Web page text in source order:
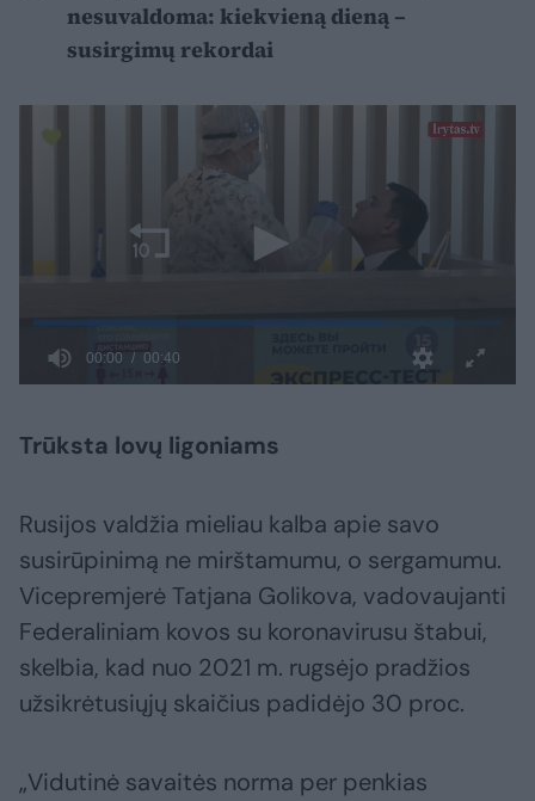
nesuvaldoma: kiekvieną dieną –
susirgimų rekordai
Trūksta lovų ligoniams
Rusijos valdžia mieliau kalba apie savo
susirūpinimą ne mirštamumu, o sergamumu.
Vicepremjerė Tatjana Golikova, vadovaujanti
Federaliniam kovos su koronavirusu štabui,
skelbia, kad nuo 2021 m. rugsėjo pradžios
užsikrėtusiųjų skaičius padidėjo 30 proc.
„Vidutinė savaitės norma per penkias